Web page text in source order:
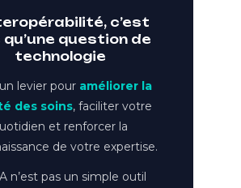
c’est
qu’une question de
technologie
un levier pour améliorer la
des soins, faciliter votre
et renforcer la
de votre expertise.
n’est pas un simple outil